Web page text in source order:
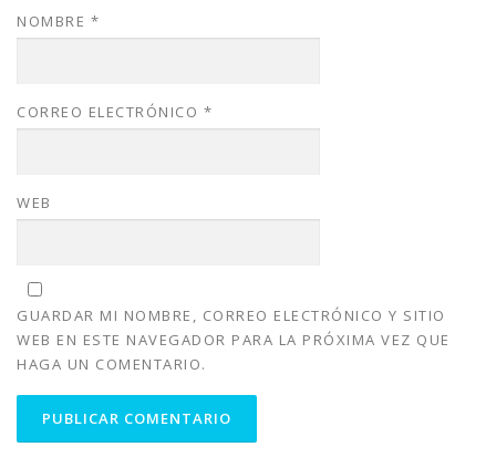
NOMBRE *
CORREO ELECTRÓNICO *
WEB
GUARDAR MI NOMBRE, CORREO ELECTRÓNICO Y SITIO
WEB EN ESTE NAVEGADOR PARA LA PRÓXIMA VEZ QUE
HAGA UN COMENTARIO.